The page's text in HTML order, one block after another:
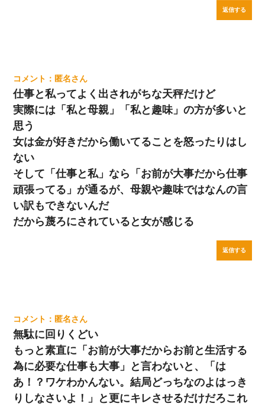
返信する
匿名
仕事と私ってよく出されがちな天秤だけど
実際には「私と母親」「私と趣味」の方が多いと
思う
女は金が好きだから働いてることを怒ったりはし
ない
そして「仕事と私」なら「お前が大事だから仕事
頑張ってる」が通るが、母親や趣味ではなんの言
い訳もできないんだ
だから蔑ろにされていると女が感じる
返信する
匿名
無駄に回りくどい
もっと素直に「お前が大事だからお前と生活する
為に必要な仕事も大事」と言わないと、「は
あ！？ワケわかんない。結局どっちなのよはっき
りしなさいよ！」と更にキレさせるだけだろこれ